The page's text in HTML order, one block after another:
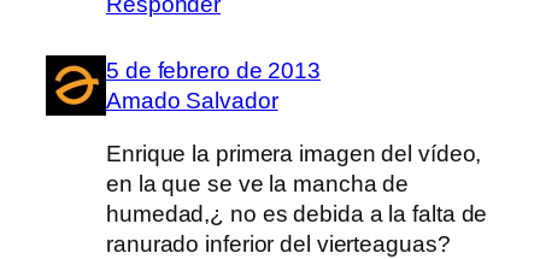
5 de febrero de 2013
Amado Salvador
Enrique la primera imagen del vídeo,
en la que se ve la mancha de
humedad,¿ no es debida a la falta de
ranurado inferior del vierteaguas?